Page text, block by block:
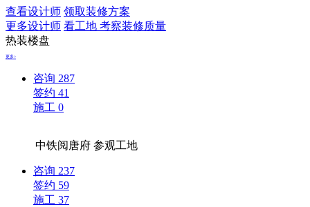
查看设计师 领取装修方案
更多设计师 看工地 考察装修质量
热装楼盘
更多>
咨询 287
签约 41
施工 0
中铁阅唐府参观工地
咨询 237
签约 59
施工 37